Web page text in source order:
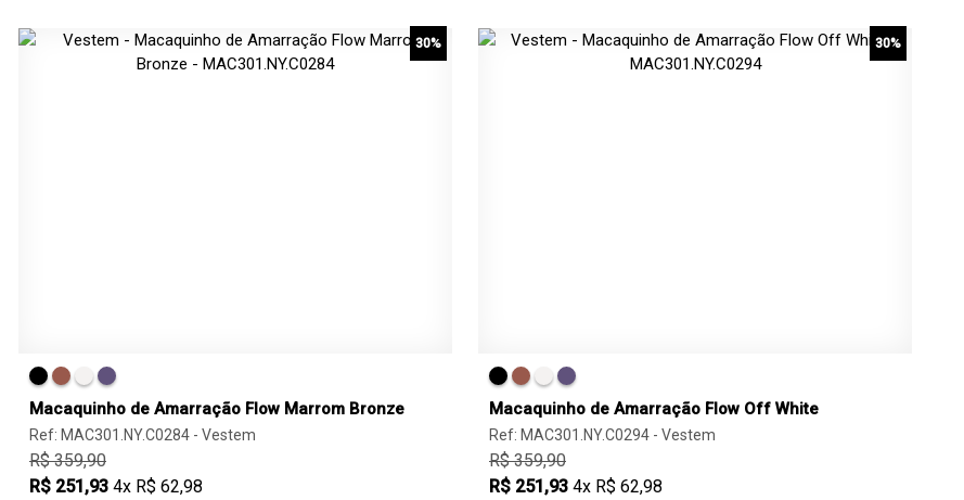
30%
Macaquinho de Amarração Flow Marrom Bronze
Ref: MAC301.NY.C0284 - Vestem
R$ 359,90
R$ 251,93 4x R$ 62,98
30%
Macaquinho de Amarração Flow Off White
Ref: MAC301.NY.C0294 - Vestem
R$ 359,90
R$ 251,93 4x R$ 62,98